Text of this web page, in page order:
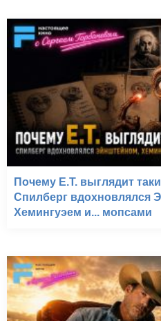
Почему E.T. выглядит
Спилберг вдохновлялся
Хемингуэем и... мопсами